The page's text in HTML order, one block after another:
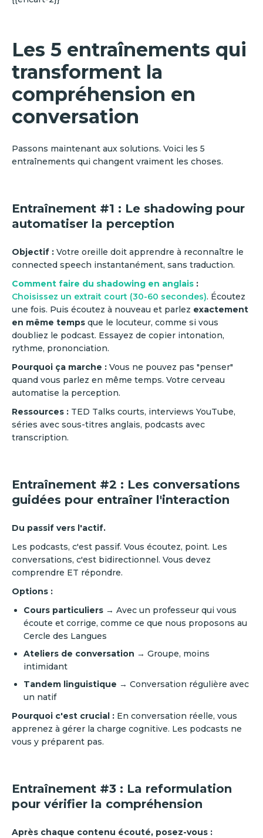
Les 5 entraînements qui
transforment la
compréhension en
conversation
Passons maintenant aux solutions. Voici les 5
entraînements qui changent vraiment les choses.
Entraînement #1 : Le shadowing pour
automatiser la perception
Objectif : Votre oreille doit apprendre à reconnaître le
connected speech instantanément, sans traduction.
Comment faire du shadowing en anglais :
Choisissez un extrait court (30-60 secondes). Écoutez
une fois. Puis écoutez à nouveau et parlez exactement
en même temps que le locuteur, comme si vous
doubliez le podcast. Essayez de copier intonation,
rythme, prononciation.
Pourquoi ça marche : Vous ne pouvez pas "penser"
quand vous parlez en même temps. Votre cerveau
automatise la perception.
Ressources : TED Talks courts, interviews YouTube,
séries avec sous-titres anglais, podcasts avec
transcription.
Entraînement #2 : Les conversations
guidées pour entraîner l'interaction
Du passif vers l'actif.
Les podcasts, c'est passif. Vous écoutez, point. Les
conversations, c'est bidirectionnel. Vous devez
comprendre ET répondre.
Options :
Cours particuliers → Avec un professeur qui vous
écoute et corrige, comme ce que nous proposons au
Cercle des Langues
Ateliers de conversation → Groupe, moins
intimidant
Tandem linguistique → Conversation régulière avec
un natif
Pourquoi c'est crucial : En conversation réelle, vous
apprenez à gérer la charge cognitive. Les podcasts ne
vous y préparent pas.
Entraînement #3 : La reformulation
pour vérifier la compréhension
Après chaque contenu écouté, posez-vous :